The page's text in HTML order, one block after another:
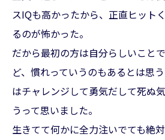
スIQも高かったから、正直ヒット
るのが怖かった。
だから最初の方は自分らしいこと
ど、慣れっていうのもあるとは思
はチャレンジして勇気だして死ぬ
うって思いました。
生きてて何かに全力注いでても絶